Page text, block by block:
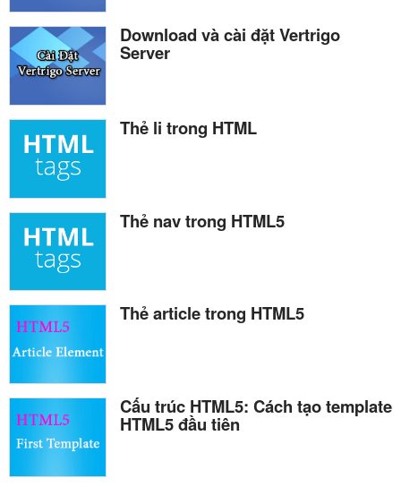
Download và cài đặt Vertrigo
Server
Thẻ li trong HTML
Thẻ nav trong HTML5
Thẻ article trong HTML5
Cấu trúc HTML5: Cách tạo template
HTML5 đầu tiên